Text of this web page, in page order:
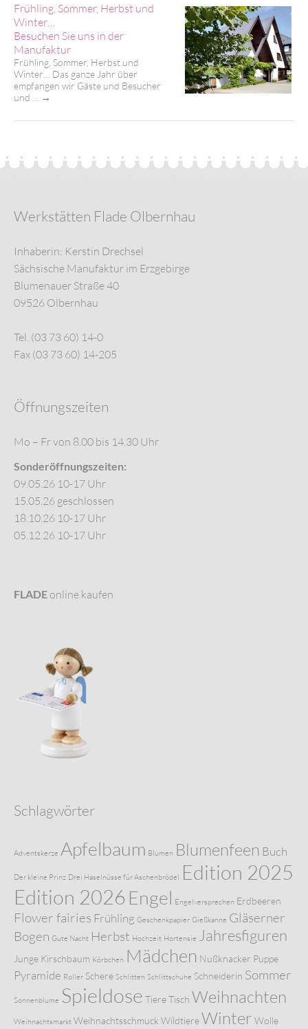
Frühling, Sommer, Herbst und
Winter…
Besuchen Sie uns in der
Manufaktur
Frühling, Sommer, Herbst und
Winter… Das ganze Jahr über
empfangen wir Gäste und Besucher
und …
→
Werkstätten Flade Olbernhau
Inhaberin: Kerstin Drechsel
Sächsische Manufaktur im Erzgebirge
Blumenauer Straße 40
09526 Olbernhau
Tel. (03 73 60) 14-0
Fax (03 73 60) 14-205
Öffnungszeiten
Mo – Fr von 8.00 bis 14.30 Uhr
Sonderöffnungszeiten:
09.05.26 10-17 Uhr
15.05.26 geschlossen
18.10.26 10-17 Uhr
05.12.26 10-17 Uhr
FLADE online kaufen
Schlagwörter
Adventskerze Apfelbaum Blumen Blumenfeen Buch
Der kleine Prinz Drei Haselnüsse für Aschenbrödel Edition 2025
Edition 2026 Engel Engelversprechen Erdbeeren
Flower fairies Frühling Geschenkpapier Gießkanne Gläserner
Bogen Gute Nacht Herbst Hochzeit Hortensie Jahresfiguren
Junge Kirschbaum Körbchen Mädchen Nußknacker Puppe
Pyramide Roller Schere Schlitten Schlittschuhe Schneiderin Sommer
Sonnenblume Spieldose TiereTisch Weihnachten
Weihnachtsmarkt Weihnachtsschmuck WildtiereWinter Wolle